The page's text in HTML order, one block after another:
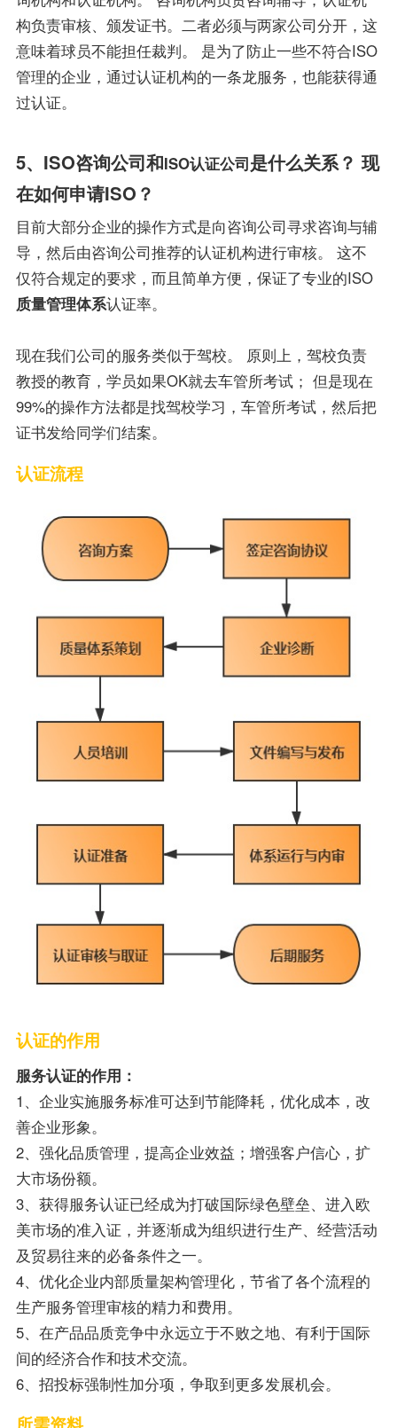
构负责审核、颁发证书。二者必须与两家公司分开，这
意味着球员不能担任裁判。 是为了防止一些不符合ISO
管理的企业，通过认证机构的一条龙服务，也能获得通
过认证。
5、ISO咨询公司和ISO认证公司是什么关系？ 现
在如何申请ISO？
目前大部分企业的操作方式是向咨询公司寻求咨询与辅
导，然后由咨询公司推荐的认证机构进行审核。 这不
仅符合规定的要求，而且简单方便，保证了专业的ISO
质量管理体系认证率。
现在我们公司的服务类似于驾校。 原则上，驾校负责
教授的教育，学员如果OK就去车管所考试； 但是现在
99%的操作方法都是找驾校学习，车管所考试，然后把
证书发给同学们结案。
认证流程
认证的作用
服务认证的作用：
1、企业实施服务标准可达到节能降耗，优化成本，改
善企业形象。
2、强化品质管理，提高企业效益；增强客户信心，扩
大市场份额。
3、获得服务认证已经成为打破国际绿色壁垒、进入欧
美市场的准入证，并逐渐成为组织进行生产、经营活动
及贸易往来的必备条件之一。
4、优化企业内部质量架构管理化，节省了各个流程的
生产服务管理审核的精力和费用。
5、在产品品质竞争中永远立于不败之地、有利于国际
间的经济合作和技术交流。
6、招投标强制性加分项，争取到更多发展机会。